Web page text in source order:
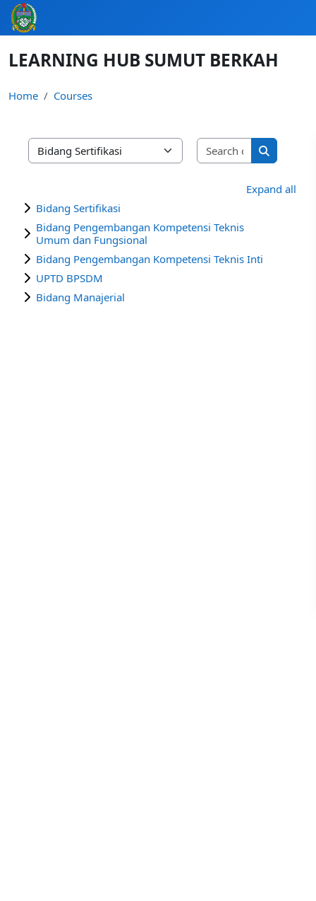
Skip to main content
LEARNING HUB SUMUT BERKAH
Home Courses
Course categories
Search
Search
Expand all
Bidang Sertifikasi
Bidang Pengembangan Kompetensi Teknis
Umum dan Fungsional
Bidang Pengembangan Kompetensi Teknis Inti
UPTD BPSDM
Bidang Manajerial